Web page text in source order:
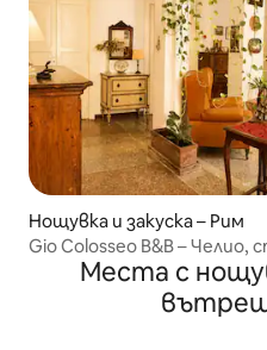
Нощувка и закуска – Рим
Gio Colosseo B&B – Челио,
Места с